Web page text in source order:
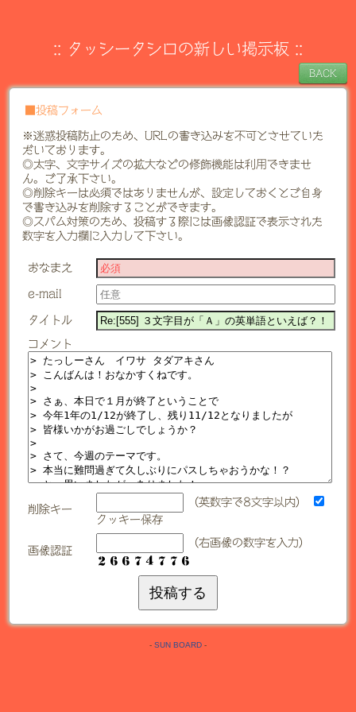
:: タッシータシロの新しい掲示板 ::
■投稿フォーム
※迷惑投稿防止のため、URLの書き込みを不可とさせていた
だいております。
◎太字、文字サイズの拡大などの修飾機能は利用できませ
ん。ご了承下さい。
◎削除キーは必須ではありませんが、設定しておくとご自身
で書き込みを削除することができます。
◎スパム対策のため、投稿する際には画像認証で表示された
数字を入力欄に入力して下さい。
おなまえ
e-mail
タイトル
コメント
削除キー
（英数字で8文字以内）
クッキー保存
画像認証
（右画像の数字を入力）
- SUN BOARD -